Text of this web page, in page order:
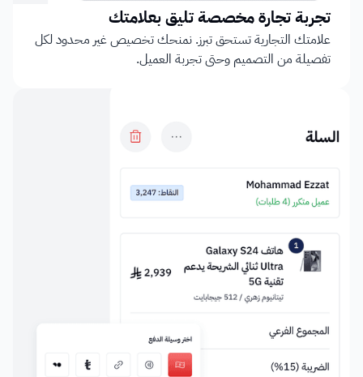
تجربة تجارة مخصصة تليق بعلامتك
تفصيلة من التصميم وحتى تجربة العميل.